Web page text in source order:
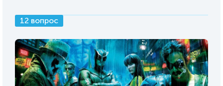
12 вопрос